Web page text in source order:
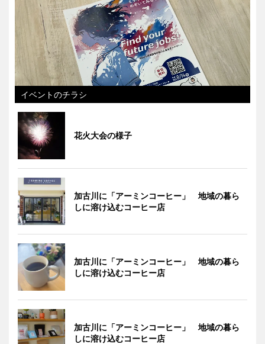
イベントのチラシ
花火大会の様子
加古川に「アーミンコーヒー」 地域の暮ら
しに溶け込むコーヒー店
加古川に「アーミンコーヒー」 地域の暮ら
しに溶け込むコーヒー店
加古川に「アーミンコーヒー」 地域の暮ら
しに溶け込むコーヒー店